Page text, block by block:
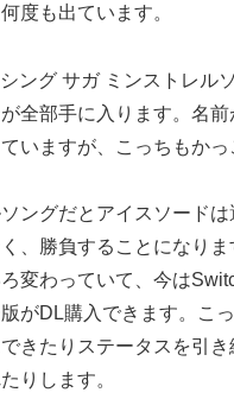
度も出ています。
ング サガ ミンストレル
全部手に入ります。名前
ていますが、こっちもか
ングだとアイスソードは
、勝負することになりま
変わっていて、今は
がDL購入できます。こ
きたりステータスを引
りします。